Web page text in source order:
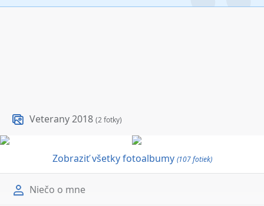
Veterany 2018(2 fotky)
Zobraziť všetky fotoalbumy (107 fotiek)
Niečo o mne